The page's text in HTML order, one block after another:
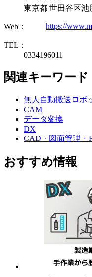
東京都 世田谷区池
Web： https://
TEL：
0334196011
関連キーワード
無人自動搬送ロボ
CAM
データ変換
DX
CAD・図面管理・
おすすめ情報